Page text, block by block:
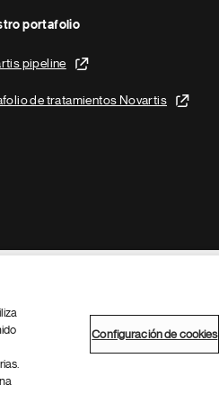
portafolio
pipeline
de tratamientos Novartis
Site Search
sitio
Configuración de cookies